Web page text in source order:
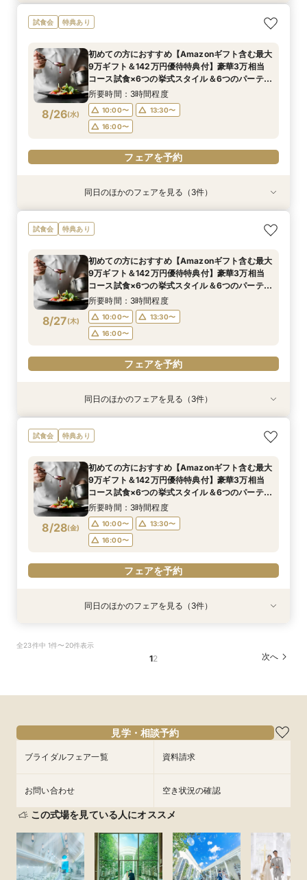
8/24(月)
100人100通りの結婚式を/ふたりのやりたい！が
見つかる演出なんでも相談会＜来館5万ギフト＆
所要時間：3時間程度
10:00〜
13:00〜
16:00〜
フェアを予約
8/24(月)
【平日BIG♦来館最大5万ギフト&142万優待】花
嫁体験*挙式体験＆最新ブランドドレス試着×人
所要時間：3時間程度
10:00〜
13:00〜
16:00〜
フェアを予約
試食会 特典あり
8/26(水)
初めての方におすすめ【Amazonギフト含む最大
9万ギフト＆142万円優待特典付】豪華3万相当
コース試食×6つの挙式スタイル＆6つのパーティ
会場から好みの雰囲気が見つかる♪ まるっと見学
フェア
所要時間：3時間程度
10:00〜
13:30〜
16:00〜
フェアを予約
特典あり
8/26(水)
100人100通りの結婚式を/ふたりのやりたい！が
見つかる演出なんでも相談会＜来館5万ギフト＆
所要時間：3時間程度
10:00〜
13:00〜
16:00〜
フェアを予約
特典あり
8/26(水)
＼ペット婚の年間実績兵庫No.1／ペットと会場見
学OK◎安心のサービス＆設備を体感！ペット用
所要時間：3時間程度
10:00〜
13:00〜
16:00〜
フェアを予約
衣装試着 特典あり
8/26(水)
【平日BIG♦来館最大5万ギフト&142万優待】花
嫁体験*挙式体験＆最新ブランドドレス試着×人
所要時間：3時間程度
10:00〜
13:00〜
16:00〜
フェアを予約
同日のほかのフェアを見る（3件）
試食会 特典あり
8/27(木)
初めての方におすすめ【Amazonギフト含む最大
9万ギフト＆142万円優待特典付】豪華3万相当
コース試食×6つの挙式スタイル＆6つのパーティ
会場から好みの雰囲気が見つかる♪ まるっと見学
フェア
所要時間：3時間程度
10:00〜
13:30〜
16:00〜
フェアを予約
特典あり
8/27(木)
100人100通りの結婚式を/ふたりのやりたい！が
見つかる演出なんでも相談会＜来館5万ギフト＆
所要時間：3時間程度
10:00〜
13:00〜
16:00〜
フェアを予約
特典あり
8/27(木)
＼ペット婚の年間実績兵庫No.1／ペットと会場見
学OK◎安心のサービス＆設備を体感！ペット用
所要時間：3時間程度
10:00〜
13:00〜
16:00〜
フェアを予約
衣装試着 特典あり
8/27(木)
【平日BIG♦来館最大5万ギフト&142万優待】花
嫁体験*挙式体験＆最新ブランドドレス試着×人
所要時間：3時間程度
10:00〜
13:00〜
16:00〜
フェアを予約
同日のほかのフェアを見る（3件）
試食会 特典あり
8/28(金)
初めての方におすすめ【Amazonギフト含む最大
9万ギフト＆142万円優待特典付】豪華3万相当
コース試食×6つの挙式スタイル＆6つのパーティ
会場から好みの雰囲気が見つかる♪ まるっと見学
フェア
所要時間：3時間程度
10:00〜
13:30〜
16:00〜
フェアを予約
特典あり
8/28
見つかる演出なんでも相談会＜来館5万ギフト＆
スイーツ試食付＞
10:00〜
13:00〜
フェアを予約
特典あり
8/28
学OK◎安心のサービス＆設備を体感！ペット用
衣装や演出などプロデューサーがご提案♪
10:00〜
13:00〜
フェアを予約
衣装試着 特典あり
8/28
嫁体験*挙式体験＆最新ブランドドレス試着×人
気のスイーツ試食フェア
10:00〜
13:00〜
フェアを予約
同日のほかのフェアを見る（3件）
全23件中 1件〜20件表示
12 次へ
見学・相談予約
ブライダルフェア一覧 資料請求
お問い合わせ 空き状況の確認
この式場を見ている人にオススメ